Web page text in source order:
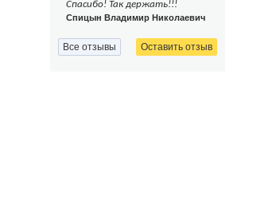
Спасибо! Так держать!!!
Спицын Владимир Николаевич
Все отзывы Оставить отзыв